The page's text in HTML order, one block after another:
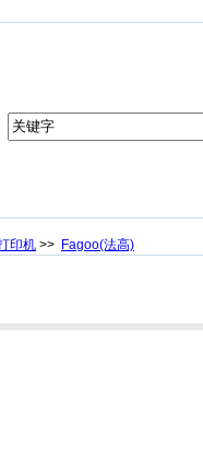
印机 >> Fagoo(法高)